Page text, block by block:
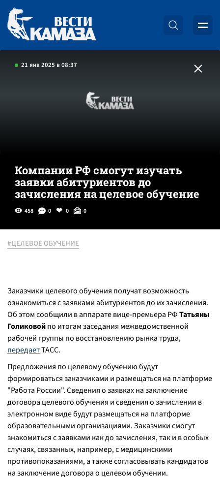
21 янв 2025 в 08:37
Компании РФ смогут изучать
заявки абитуриентов до
зачисления на целевое обучение
458 0 0 0
#ЦЕЛЕВОЕ ОБУЧЕНИЕ
Заказчики целевого обучения получат возможность
ознакомиться с заявками абитуриентов до их зачисления.
Об этом сообщили в аппарате вице-премьера РФТатьяны
Голиковойпо итогам заседания межведомственной
рабочей группы по восстановлению рынка труда,
передаетТАСС.
Предложения по целевому обучению будут
формироваться заказчиками и размещаться на платформе
"Работа России". Сведения о заявках на заключение
договора целевого обучения и сведения о зачислении в
электронном виде будут размещаться на платформе
образовательными организациями. Заказчики смогут
знакомиться с заявками как до зачисления, так и в особых
случаях, связанных, например, с медицинскими
противопоказаниями, а также согласовывать кандидатов
на заключение договора о целевом обучении.